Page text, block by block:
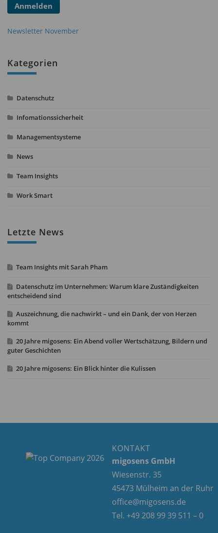
Anmelden
Newsletter November
Kategorien
Datenschutz
Infomationssicherheit
Managementsysteme
News
Team Insights
Work Smart
Letzte News
Team Insights mit Sarah Pham
Datenschutz im Unternehmen: Warum klare Zuständigkeiten
entscheidend sind
Auszeichnung, die nachwirkt – und ein Dank, der von Herzen
kommt
20 Jahre migosens: Ein Abend voller Wertschätzung, Bildern und
guter Geschichten
20 Jahre migosens: Ein Blick hinter die Kulissen
KONTAKT
migosens GmbH
Wiesenstr. 35
45473 Mülheim an der Ruhr
office@migosens.de
Tel. +49 208 99 39 511 – 0